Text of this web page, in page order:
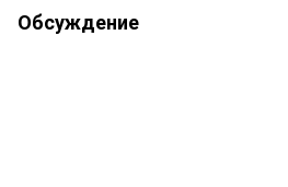
Обсуждение